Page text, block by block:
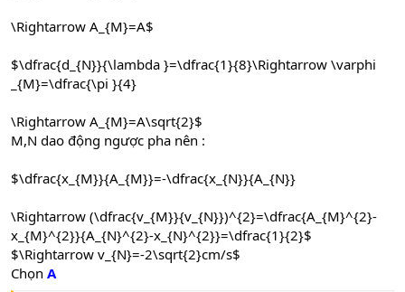
\Rightarrow A_{M}=A$
$\dfrac{d_{N}}{\lambda }=\dfrac{1}{8}\Rightarrow \varphi
_{M}=\dfrac{\pi }{4}
\Rightarrow A_{M}=A\sqrt{2}$
M,N dao động ngược pha nên :
$\dfrac{x_{M}}{A_{M}}=-\dfrac{x_{N}}{A_{N}}
\Rightarrow (\dfrac{v_{M}}{v_{N}})^{2}=\dfrac{A_{M}^{2}-
x_{M}^{2}}{A_{N}^{2}-x_{N}^{2}}=\dfrac{1}{2}$
$\Rightarrow v_{N}=-2\sqrt{2}cm/s$
Chọn A